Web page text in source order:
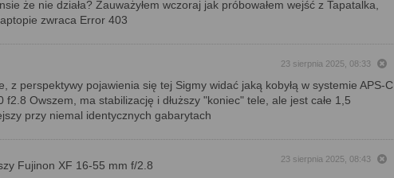
że nie działa? Zauważyłem wczoraj jak próbowałem wejść z Tapatalka,
zwraca Error 403
23 sierpnia 2025, 08:33
z perspektywy pojawienia się tej Sigmy widać jaką kobyłą w systemie APS-C
f2.8 Owszem, ma stabilizację i dłuższy "koniec" tele, ale jest całe 1,5
przy niemal identycznych gabarytach
23 sierpnia 2025, 08:43
Fujinon XF 16-55 mm f/2.8